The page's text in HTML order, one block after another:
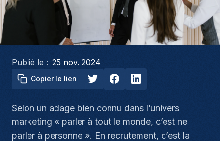
Publié le : 25 nov. 2024
Copier le lien
Selon un adage bien connu dans l’univers
marketing « parler à tout le monde, c’est ne
parler à personne ». En recrutement, c’est la